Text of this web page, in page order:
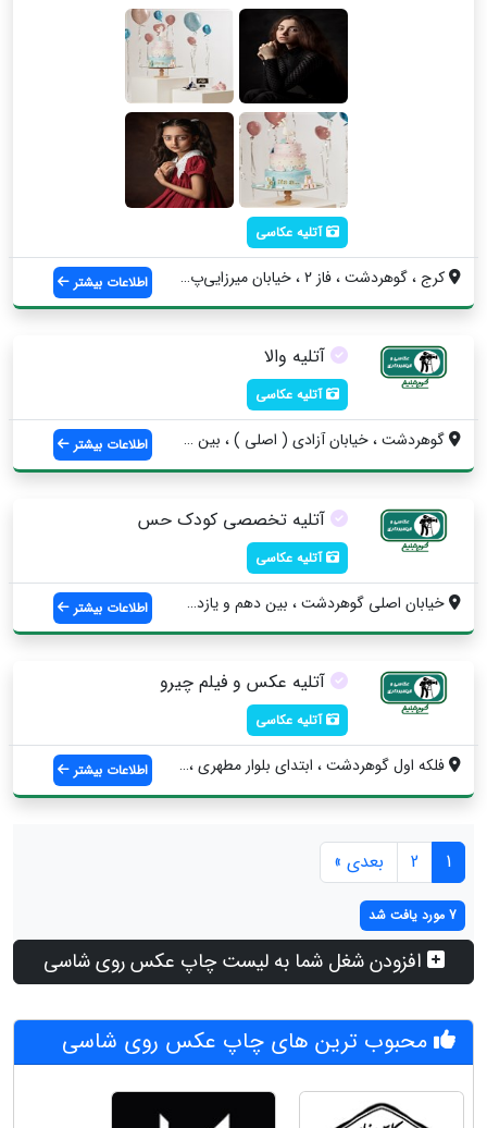
آتلیه عکاسی
کرج ، گوهردشت ، فاز ۲ ، خیابان میرزایی‌پ... اطلاعات بیشتر
آتلیه والا
آتلیه عکاسی
گوهردشت ، خیابان آزادی ( اصلی ) ، بین خی... اطلاعات بیشتر
آتلیه تخصصی کودک حس
آتلیه عکاسی
خیابان اصلی گوهردشت ، بین دهم و یازدهم غ... اطلاعات بیشتر
آتلیه عکس و فیلم چیرو
آتلیه عکاسی
فلکه اول گوهردشت ، ابتدای بلوار مطهری ، ... اطلاعات بیشتر
1
2 بعدی »
7 مورد یافت شد
افزودن شغل شما به لیست چاپ عکس روی شاسی
محبوب ترین های چاپ عکس روی شاسی